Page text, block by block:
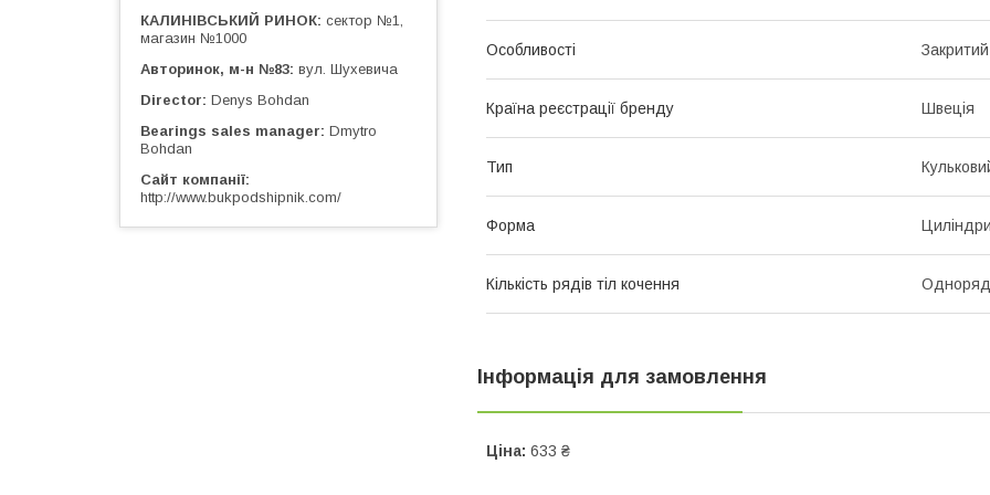
Особливості Закритий
Країна реєстрації бренду Швеція
Тип
Форма
Кількість рядів тіл кочення
Інформація для замовлення
Ціна: 633 ₴
КАЛИНІВСЬКИЙ РИНОК сектор №1,
магазин №1000
Авторинок, м-н №83 вул. Шухевича
Director Denys Bohdan
Bearings sales manager Dmytro
Bohdan
Сайт компанії
http://www.bukpodshipnik.com/